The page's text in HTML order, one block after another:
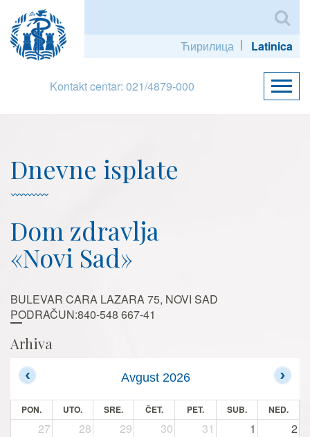
Ћирилица Latinica
Kontakt centar: 021/4879-000
Dnevne isplate
Dom zdravlja
«Novi Sad»
BULEVAR CARA LAZARA 75, NOVI SAD
PODRAČUN:840-548 667-41
Arhiva
Avgust 2026
PON. UTO. SRE. ČET. PET. SUB. NED.
27 28 29 30 31 1 2